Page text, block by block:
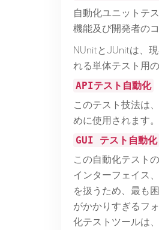
自動化ユニットテ
機能及び開発者の
NUnitとJUnitは、
れる単体テスト用
APIテスト自動化
このテスト技法は
めに使用されます。
GUI テスト自動化
この自動化テスト
インターフェイス
を扱うため、最も
がかかりすぎるフ
化テストツールは